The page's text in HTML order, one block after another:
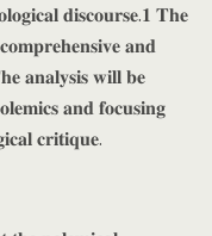
𝐝𝐢𝐬𝐜𝐨𝐮𝐫𝐬𝐞.𝟏 𝐓𝐡𝐞
𝐜𝐨𝐦𝐩𝐫𝐞𝐡𝐞𝐧𝐬𝐢𝐯𝐞 𝐚𝐧𝐝
𝐚𝐧𝐚𝐥𝐲𝐬𝐢𝐬 𝐰𝐢𝐥𝐥 𝐛𝐞
𝐚𝐧𝐝 𝐟𝐨𝐜𝐮𝐬𝐢𝐧𝐠
𝐜𝐫𝐢𝐭𝐢𝐪𝐮𝐞.